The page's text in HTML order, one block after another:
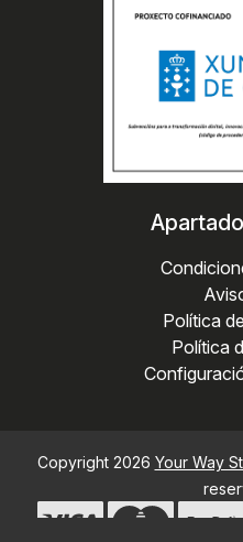
Política
Política
Copyright 2026 Your Way